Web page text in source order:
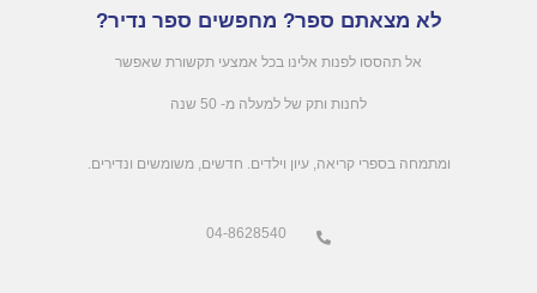
לא מצאתם ספר? מחפשים ספר נדיר?
אל תהססו לפנות אלינו בכל אמצעי תקשורת שאפשר
לחנות ותק של למעלה מ- 50 שנה
.ומתמחה בספרי קריאה, עיון וילדים. חדשים, משומשים ונדירים
04-8628540